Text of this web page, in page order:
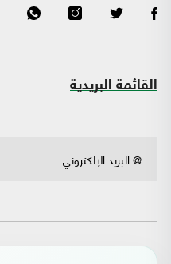
القائمة البريدية